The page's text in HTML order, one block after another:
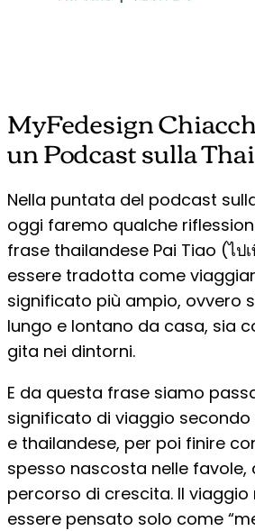
MyFedesign
un Podcast sulla
Nella puntata del podcast
oggi faremo qualche
frase thailandese Pai Tiao (ไป
essere tradotta come
significato più ampio, ovvero
lungo e lontano da casa, sia
gita nei dintorni.
E da questa frase siamo
significato di viaggio secondo
e thailandese, per poi finire
spesso nascosta nelle
percorso di crescita. Il
essere pensato solo come